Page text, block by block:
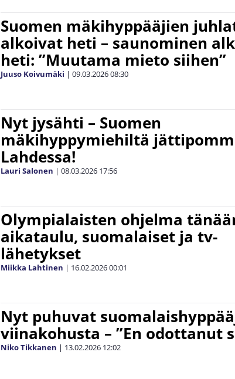
Suomen mäkihyppääjien
alkoivat heti – saunominen
heti: ”Muutama mieto siihen”
Juuso Koivumäki | 09.03.202608:30
Nyt jysähti – Suomen
mäkihyppymiehiltä
Lahdessa!
Lauri Salonen | 08.03.2026 17:56
Olympialaisten ohjelma
aikataulu, suomalaiset ja tv-
lähetykset
Miikka Lahtinen | 16.02.202600:01
Nyt puhuvat
viinakohusta – ”En odottanut
Niko Tikkanen | 13.02.2026 12:02